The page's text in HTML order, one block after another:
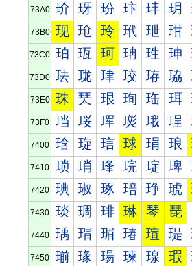
73A0 玠 玡 玢 玣 玤 玥
73B0 现 玱 玲 玳 玴 玵
73C0 珀 珁 珂 珃 珄 珅
73D0 珐 珑 珒 珓 珔 珕
73E0 珠 珡 珢 珣 珤 珥
73F0 珰 珱 珲 珳 珴 珵
7400 琀 琁 琂 球 琄 琅
7410 琐 琑 琒 琓 琔 琕
7420 琠 琡 琢 琣 琤 琥
7430 琰 琱 琲 琳 琴 琵
7440 瑀 瑁 瑂 瑃 瑄 瑅
7450 瑐 瑑 瑒 瑓 瑔 瑕